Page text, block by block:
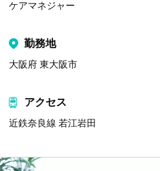
ケアマネジャー
勤務地
大阪府 東大阪市
アクセス
近鉄奈良線 若江岩田